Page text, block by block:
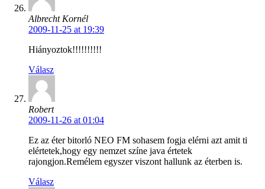
Albrecht Kornél
2009-11-25 at 19:39
Hiányoztok!!!!!!!!!!
Válasz
Robert
2009-11-26 at 01:04
Ez az éter bitorló NEO FM sohasem fogja elérni azt amit ti
elértetek,hogy egy nemzet színe java értetek
rajongjon.Remélem egyszer viszont hallunk az éterben is.
Válasz